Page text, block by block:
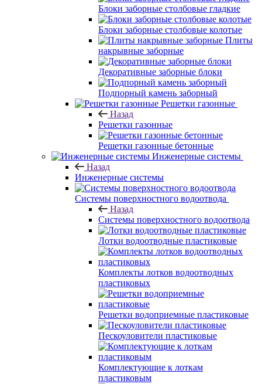
Блоки заборные столбовые гладкие
Блоки заборные столбовые колотые
Плиты
накрывные заборные
Декоративные заборные блоки
Подпорный камень заборный
Решетки газонные
Назад
Решетки газонные
Решетки газонные бетонные
Инженерные системы
Назад
Инженерные системы
Системы поверхностного водоотвода
Назад
Системы поверхностного водоотвода
Лотки водоотводные пластиковые
Комплекты лотков водоотводных
пластиковых
Решетки водоприемные пластиковые
Пескоуловители пластиковые
Комплектующие к лоткам
пластиковым